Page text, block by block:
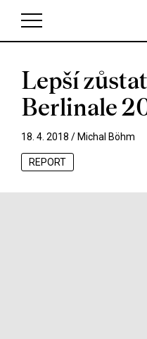
V
Lepší
Berlinale
18. 4. 2018 / Michal Böhm
REPORT